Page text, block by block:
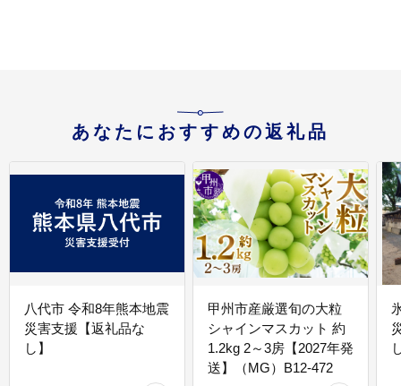
あなたにおすすめの返礼品
八代市 令和8年熊本地震
災害支援【返礼品な
し】
甲州市産厳選旬の大粒
シャインマスカット 約
1.2kg 2～3房【2027年発
送】（MG）B12-472